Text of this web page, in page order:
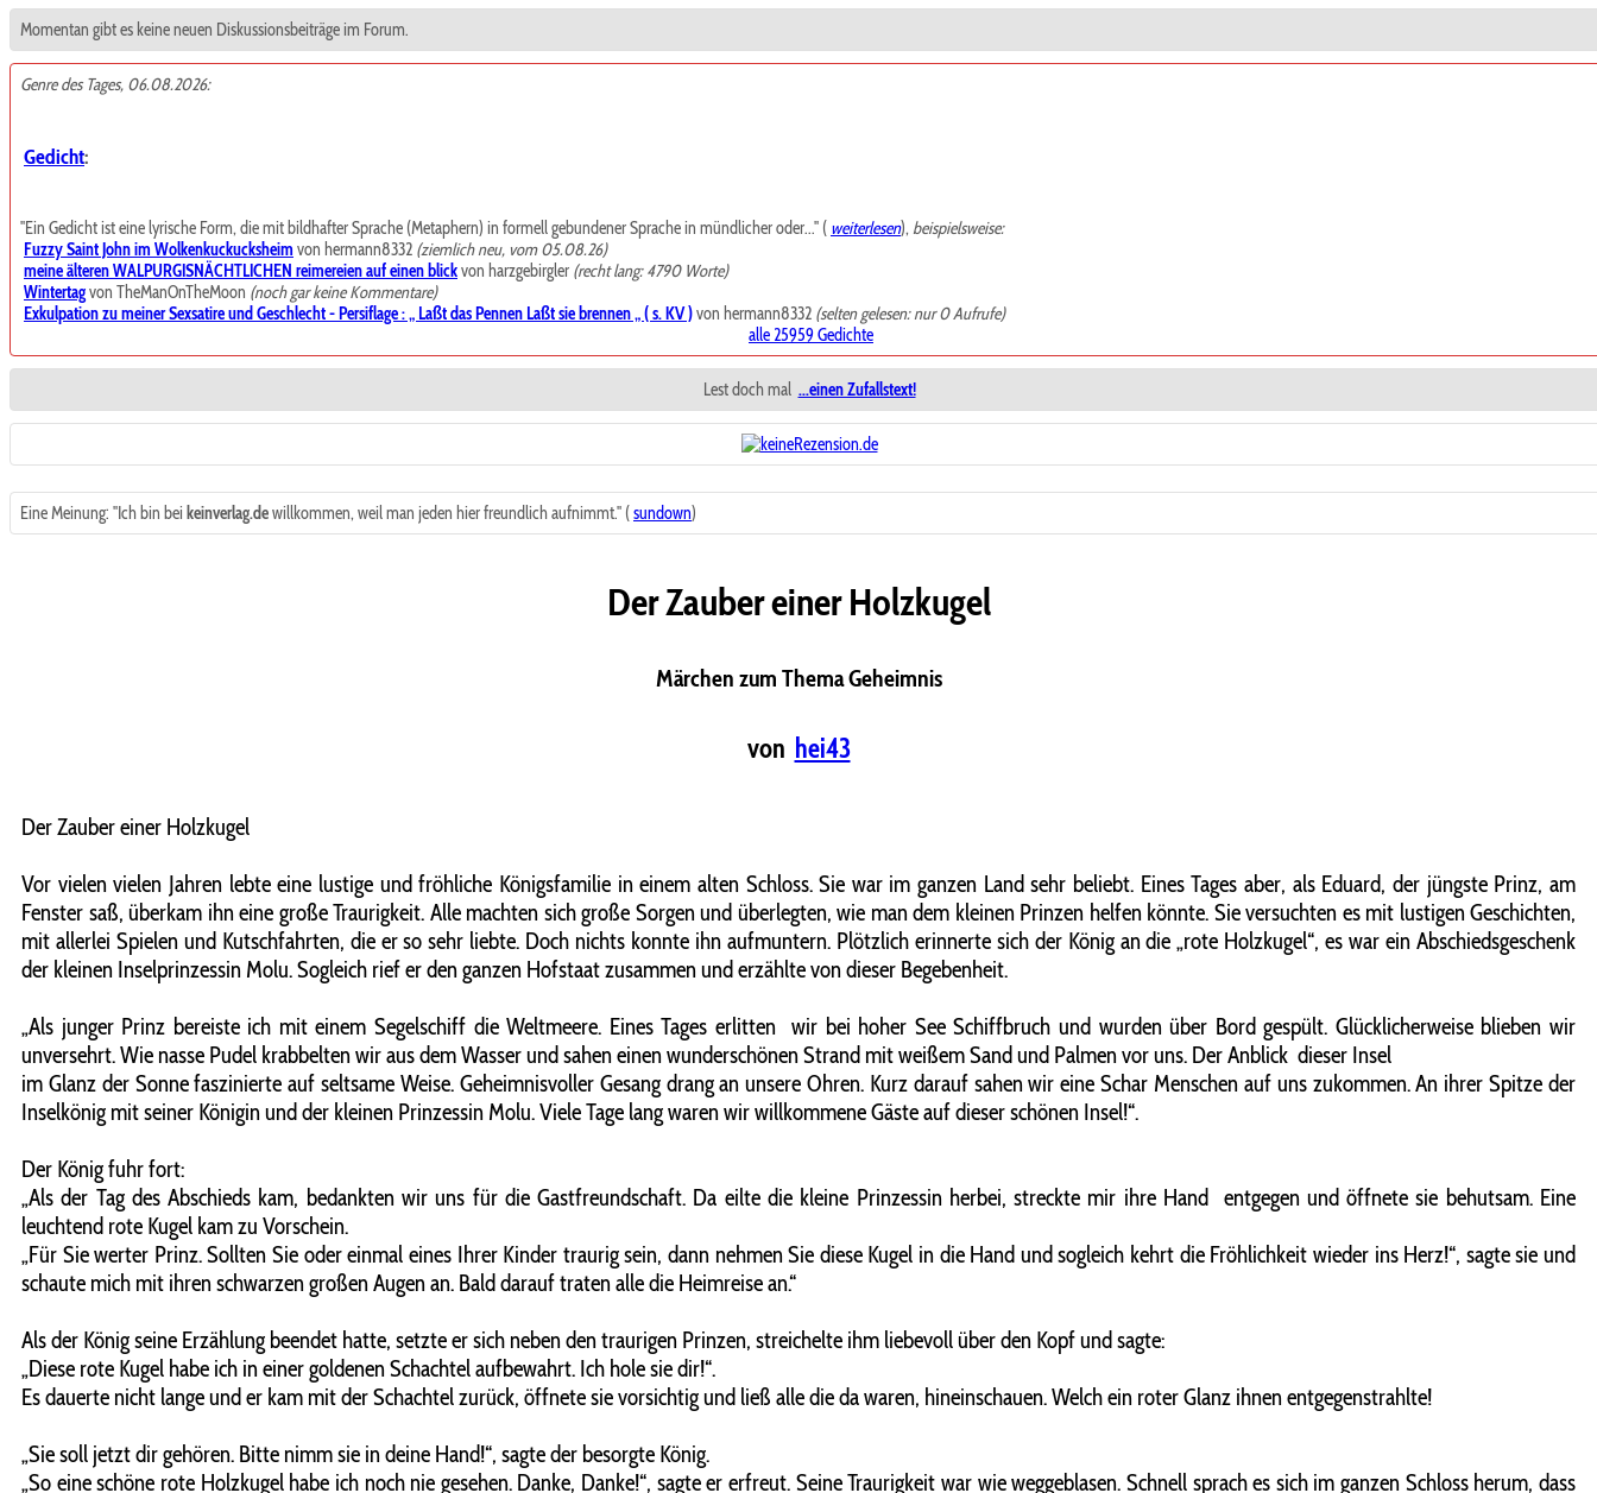
Momentan gibt es keine neuen Diskussionsbeiträge im Forum.
Genre des Tages, 06.08.2026:
Gedicht:
"Ein Gedicht ist eine lyrische Form, die mit bildhafter Sprache (Metaphern) in formell gebundener Sprache in mündlicher oder..." ( weiterlesen),beispielsweise:
Fuzzy Saint John im Wolkenkuckucksheim von hermann8332 (ziemlich neu, vom 05.08.26)
meine älteren WALPURGISNÄCHTLICHEN reimereien auf einen blickvon harzgebirgler (recht lang: 4790 Worte)
Wintertagvon TheManOnTheMoon (noch gar keine Kommentare)
Exkulpation zu meiner Sexsatire und Geschlecht - Persiflage : „ Laßt das Pennen Laßt sie brennen „ ( s. KV )von hermann8332 (selten gelesen: nur 0 Aufrufe)
alle 25959 Gedichte
Lest doch mal ...einen Zufallstext!
Eine Meinung: "Ich bin bei keinverlag.dewillkommen, weil man jeden hier freundlich aufnimmt." (sundown)
Der Zauber einer Holzkugel
Märchen zum Thema Geheimnis
von hei43
Der Zauber einer Holzkugel
Vor vielen vielen Jahren lebte eine lustige und fröhliche Königsfamilie in einem alten Schloss. Sie war im ganzen Land sehr beliebt. Eines Tages aber, als Eduard, der jüngste Prinz, am
Fenster saß, überkam ihn eine große Traurigkeit. Alle machten sich große Sorgen und überlegten, wie man dem kleinen Prinzen helfen könnte. Sie versuchten es mit lustigen Geschichten,
mit allerlei Spielen und Kutschfahrten, die er so sehr liebte. Doch nichts konnte ihn aufmuntern. Plötzlich erinnerte sich der König an die „rote Holzkugel“, es war ein Abschiedsgeschenk
der kleinen Inselprinzessin Molu. Sogleich rief er den ganzen Hofstaat zusammen und erzählte von dieser Begebenheit.
„Als junger Prinz bereiste ich mit einem Segelschiff die Weltmeere. Eines Tages erlitten wir bei hoher See Schiffbruch und wurden über Bord gespült. Glücklicherweise blieben wir
unversehrt. Wie nasse Pudel krabbelten wir aus dem Wasser und sahen einen wunderschönen Strand mit weißem Sand und Palmen vor uns. Der Anblick dieser Insel
im Glanz der Sonne faszinierte auf seltsame Weise. Geheimnisvoller Gesang drang an unsere Ohren. Kurz darauf sahen wir eine Schar Menschen auf uns zukommen. An ihrer Spitze der
Inselkönig mit seiner Königin und der kleinen Prinzessin Molu. Viele Tage lang waren wir willkommene Gäste auf dieser schönen Insel!“.
Der König fuhr fort:
„Als der Tag des Abschieds kam, bedankten wir uns für die Gastfreundschaft. Da eilte die kleine Prinzessin herbei, streckte mir ihre Hand entgegen und öffnete sie behutsam. Eine
leuchtend rote Kugel kam zu Vorschein.
„Für Sie werter Prinz. Sollten Sie oder einmal eines Ihrer Kinder traurig sein, dann nehmen Sie diese Kugel in die Hand und sogleich kehrt die Fröhlichkeit wieder ins Herz!“, sagte sie und
schaute mich mit ihren schwarzen großen Augen an. Bald darauf traten alle die Heimreise an.“
Als der König seine Erzählung beendet hatte, setzte er sich neben den traurigen Prinzen, streichelte ihm liebevoll über den Kopf und sagte:
„Diese rote Kugel habe ich in einer goldenen Schachtel aufbewahrt. Ich hole sie dir!“.
Es dauerte nicht lange und er kam mit der Schachtel zurück, öffnete sie vorsichtig und ließ alle die da waren, hineinschauen. Welch ein roter Glanz ihnen entgegenstrahlte!
„Sie soll jetzt dir gehören. Bitte nimm sie in deine Hand!“, sagte der besorgte König.
„So eine schöne rote Holzkugel habe ich noch nie gesehen. Danke, Danke!“, sagte er erfreut. Seine Traurigkeit war wie weggeblasen. Schnell sprach es sich im ganzen Schloss herum, dass